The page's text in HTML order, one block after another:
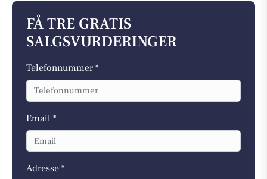
FÅ TRE GRATIS
SALGSVURDERINGER
Telefonnummer *
Email *
Adresse *